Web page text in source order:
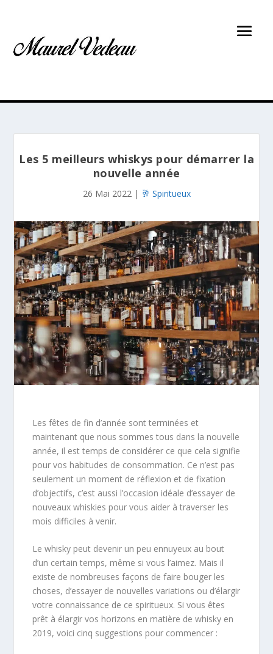
Les 5 meilleurs whiskys pour démarrer la
nouvelle année
26 Mai 2022| 🥂 Spiritueux
Les fêtes de fin d’année sont terminées et
maintenant que nous sommes tous dans la nouvelle
année, il est temps de considérer ce que cela signifie
pour vos habitudes de consommation. Ce n’est pas
seulement un moment de réflexion et de fixation
d’objectifs, c’est aussi l’occasion idéale d’essayer de
nouveaux whiskies pour vous aider à traverser les
mois difficiles à venir.
Le whisky peut devenir un peu ennuyeux au bout
d’un certain temps, même si vous l’aimez. Mais il
existe de nombreuses façons de faire bouger les
choses, d’essayer de nouvelles variations ou d’élargir
votre connaissance de ce spiritueux. Si vous êtes
prêt à élargir vos horizons en matière de whisky en
2019, voici cinq suggestions pour commencer :